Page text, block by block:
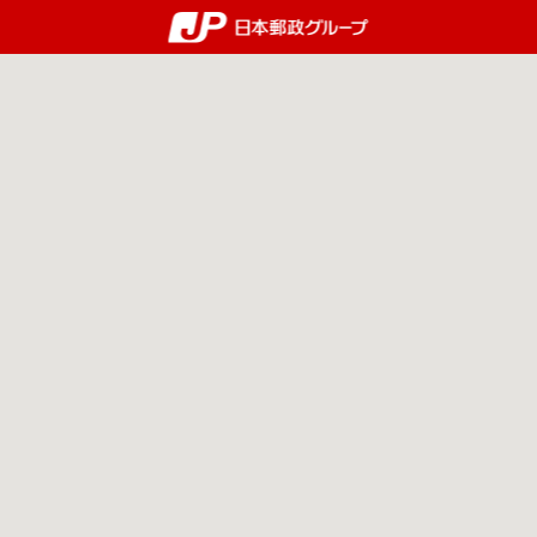
郵便局・日本郵政グループ